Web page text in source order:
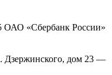
ОАО «Сбербанк России»
Дзержинского, дом 23 —